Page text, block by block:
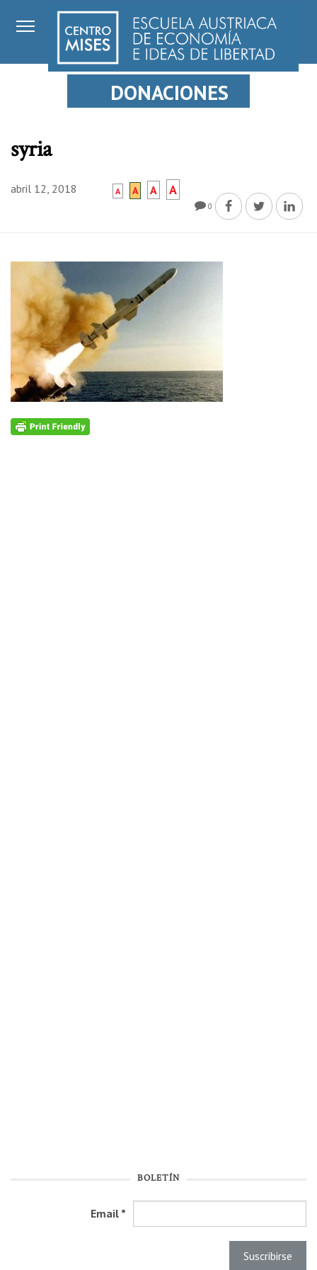
DONACIONES
syria
abril 12, 2018 A A A A
0
BOLETÍN
Email *